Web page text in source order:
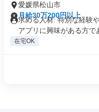
愛媛県松山市
月給30万200円以上
求める人材: 特別な経験
アプリに興味がある方で
在宅OK